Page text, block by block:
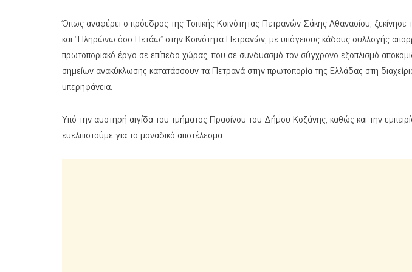
Όπως αναφέρει ο πρόεδρος της Τοπικής Κοινότητας Πετρανών Σάκης Αθανασίου,
και “Πληρώνω όσο Πετάω” στην Κοινότητα Πετρανών, με υπόγειους κάδους συλλογής
πρωτοποριακό έργο σε επίπεδο χώρας, που σε συνδυασμό τον σύγχρονο εξοπλισμό
σημείων ανακύκλωσης κατατάσσουν τα Πετρανά στην πρωτοπορία της Ελλάδας στη
υπερηφάνεια.
Υπό την αυστηρή αιγίδα του τμήματος Πρασίνου του Δήμου Κοζάνης, καθώς και την
ευελπιστούμε για το μοναδικό αποτέλεσμα.